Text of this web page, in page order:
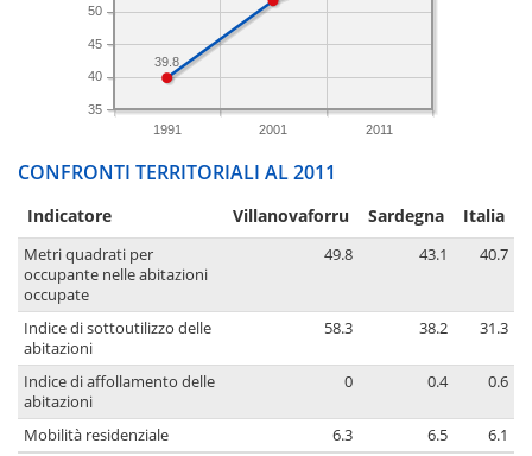
1991 2001 2011
35
40
45
50
39.8
CONFRONTI TERRITORIALI AL 2011
Indicatore Villanovaforru Sardegna Italia
Metri quadrati per
occupante nelle abitazioni
occupate
49.8 43.1 40.7
Indice di sottoutilizzo delle
abitazioni
58.3 38.2 31.3
Indice di affollamento delle
abitazioni
0 0.4 0.6
Mobilità residenziale 6.3 6.5 6.1